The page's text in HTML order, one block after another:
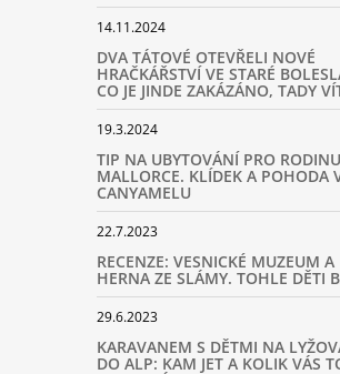
14.11.2024
DVA TÁTOVÉ OTEVŘELI NOVÉ
HRAČKÁŘSTVÍ VE STARÉ
CO JE JINDE ZAKÁZÁNO, TADY
19.3.2024
TIP NA UBYTOVÁNÍ PRO
MALLORCE. KLÍDEK A POHODA
CANYAMELU
22.7.2023
RECENZE: VESNICKÉ MUZEUM A
HERNA ZE SLÁMY. TOHLE DĚTI
29.6.2023
KARAVANEM S DĚTMI NA
DO ALP: KAM JET A KOLIK VÁS